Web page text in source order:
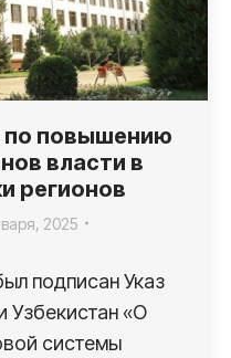
повышению
власти в
регионов
2025
подписан Указ
Узбекистан «О
системы